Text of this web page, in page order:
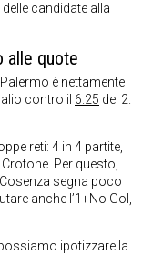
candidate alla
alle quote
è nettamente
contro il 6.25 del 2.
reti: 4 in 4 partite,
Per questo,
segna poco
anche l’1+No Gol,
ipotizzare la